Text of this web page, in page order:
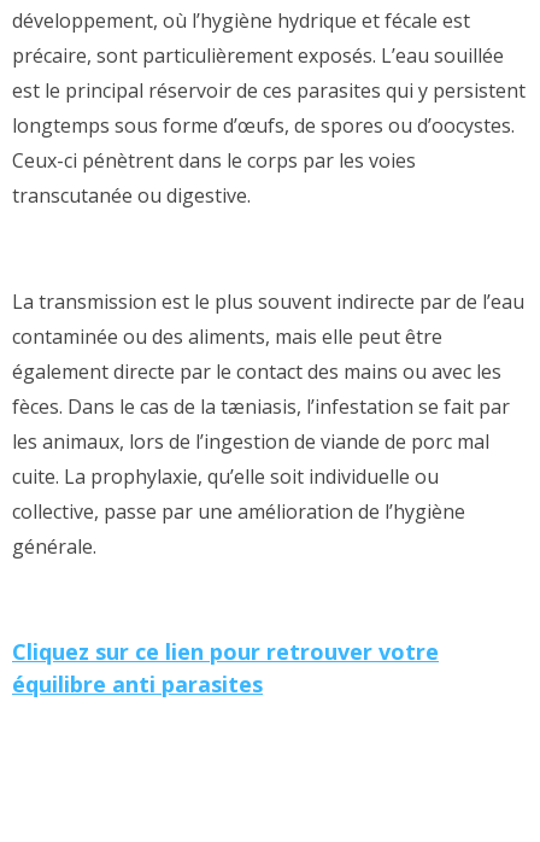
développement, où l’hygiène hydrique et fécale est
précaire, sont particulièrement exposés. L’eau souillée
est le principal réservoir de ces parasites qui y persistent
longtemps sous forme d’œufs, de spores ou d’oocystes.
Ceux-ci pénètrent dans le corps par les voies
transcutanée ou digestive.
La transmission est le plus souvent indirecte par de l’eau
contaminée ou des aliments, mais elle peut être
également directe par le contact des mains ou avec les
fèces. Dans le cas de la tæniasis, l’infestation se fait par
les animaux, lors de l’ingestion de viande de porc mal
cuite. La prophylaxie, qu’elle soit individuelle ou
collective, passe par une amélioration de l’hygiène
générale.
Cliquez sur ce lien pour retrouver votre
équilibre anti parasites